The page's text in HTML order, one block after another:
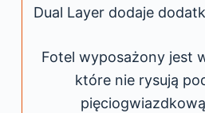
Dual Layer dodaje
Fotel wyposażony jest
które nie rysują